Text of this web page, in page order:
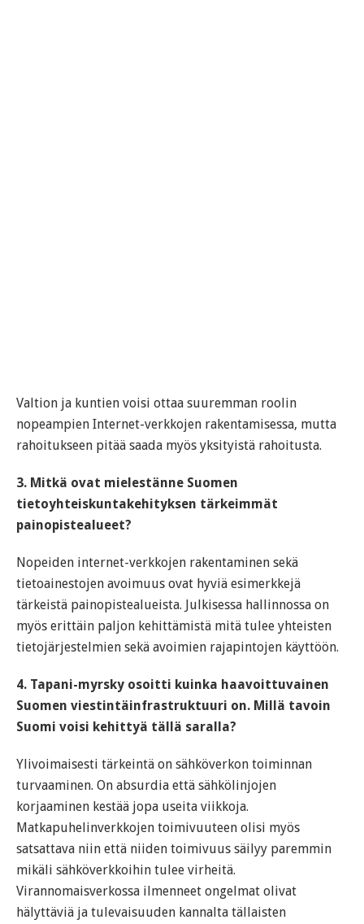
Valtion ja kuntien voisi ottaa suuremman roolin
nopeampien Internet-verkkojen rakentamisessa, mutta
rahoitukseen pitää saada myös yksityistä rahoitusta.
3. Mitkä ovat mielestänne Suomen
tietoyhteiskuntakehityksen tärkeimmät
painopistealueet?
Nopeiden internet-verkkojen rakentaminen sekä
tietoainestojen avoimuus ovat hyviä esimerkkejä
tärkeistä painopistealueista. Julkisessa hallinnossa on
myös erittäin paljon kehittämistä mitä tulee yhteisten
tietojärjestelmien sekä avoimien rajapintojen käyttöön.
4. Tapani-myrsky osoitti kuinka haavoittuvainen
Suomen viestintäinfrastruktuuri on. Millä tavoin
Suomi voisi kehittyä tällä saralla?
Ylivoimaisesti tärkeintä on sähköverkon toiminnan
turvaaminen. On absurdia että sähkölinjojen
korjaaminen kestää jopa useita viikkoja.
Matkapuhelinverkkojen toimivuuteen olisi myös
satsattava niin että niiden toimivuus säilyy paremmin
mikäli sähköverkkoihin tulee virheitä.
Virannomaisverkossa ilmenneet ongelmat olivat
hälyttäviä ja tulevaisuuden kannalta tällaisten